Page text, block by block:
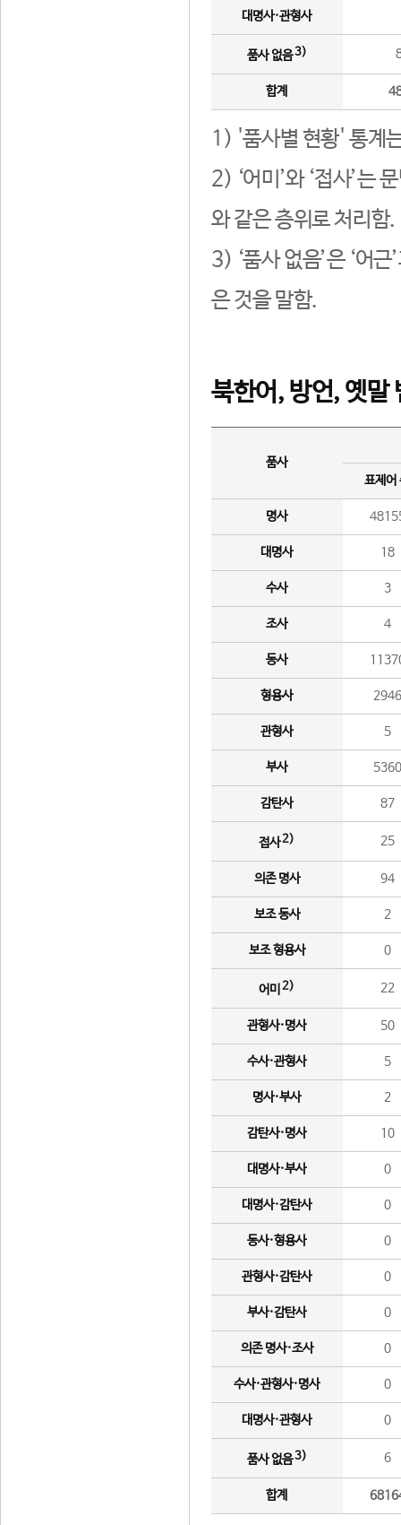
대명사·관형사
품사 없음3)
합계
1) '품사별 현황' 통계
2) ‘어미’와 ‘접사’는
와 같은 층위로 처리함.
3) ‘품사 없음’은 ‘어
은 것을 말함.
북한어, 방언, 옛말
품사
표제어
명사
대명사 18
수사 3
조사 4
동사
형용사 2946
관형사 5
부사 5360
감탄사 87
접사2) 25
의존 명사 94
보조 동사 2
보조 형용사 0
어미 2) 22
관형사·명사 50
수사·관형사 5
명사·부사 2
감탄사·명사 10
대명사·부사 0
대명사·감탄사 0
동사·형용사 0
관형사·감탄사 0
부사·감탄사 0
의존 명사·조사 0
수사·관형사·명사 0
대명사·관형사 0
품사 없음3) 6
합계